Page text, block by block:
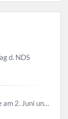
d. NDS
SBP: Info-Stand in Gliesmarode am 2. Juni und 23. Juni